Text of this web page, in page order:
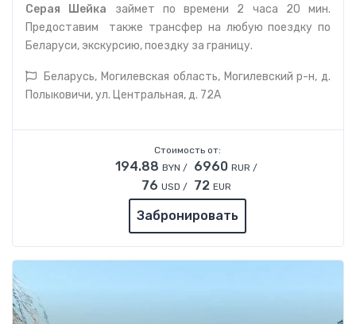
Серая Шейка займет по времени 2 часа 20 мин.
Предоставим также трансфер на любую поездку по
Беларуси, экскурсию, поездку за границу.
Беларусь, Могилевская область, Могилевский р-н, д.
Полыковичи, ул. Центральная, д. 72А
Стоимость от:
194.88 BYN / 6960 RUR /
76 USD / 72 EUR
Забронировать